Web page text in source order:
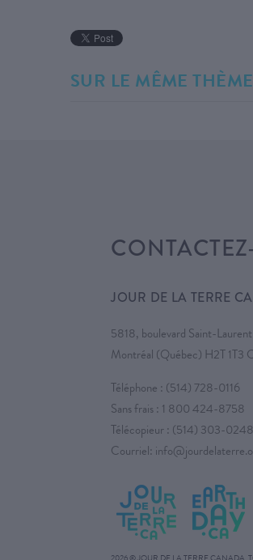
SUR LE MÊME
JOUR DE LA TERRE
5818, boulevard Saint-Laurent
Montréal (Québec) H2T 1T3
Téléphone : (514) 728-0116
Sans frais : 1 800 424-8758
Télécopieur : (514) 303-0248
Courriel: